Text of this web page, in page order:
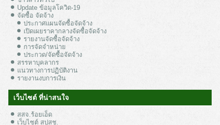
Update ข้อมูลโควิด-19
จัดซื้อ จัดจ้าง
ประกาศแผนจัดซื้อจัดจ้าง
เปิดเผยราคากลางจัดซื้อจัดจ้าง
รายงานจัดซื้อจัดจ้าง
การจัดจำหน่าย
ประกวด/จัดซื้อจัดจ้าง
สรรหาบุคลากร
แนวทางการปฏิบัติงาน
รายงานงบการเงิน
เว็บไซต์ ที่น่าสนใจ
สสจ.ร้อยเอ็ด
เว็บไซต์ สปสช.